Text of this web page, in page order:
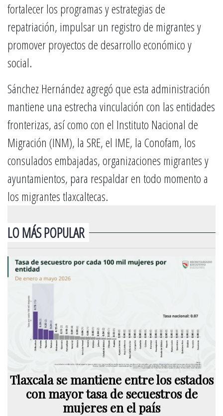
fortalecer los programas y estrategias de
repatriación, impulsar un registro de migrantes y
promover proyectos de desarrollo económico y
social.
Sánchez Hernández agregó que esta administración
mantiene una estrecha vinculación con las entidades
fronterizas, así como con el Instituto Nacional de
Migración (INM), la SRE, el IME, la Conofam, los
consulados embajadas, organizaciones migrantes y
ayuntamientos, para respaldar en todo momento a
los migrantes tlaxcaltecas.
LO MÁS POPULAR
Tlaxcala se mantiene entre los estados
con mayor tasa de secuestros de
mujeres en el país